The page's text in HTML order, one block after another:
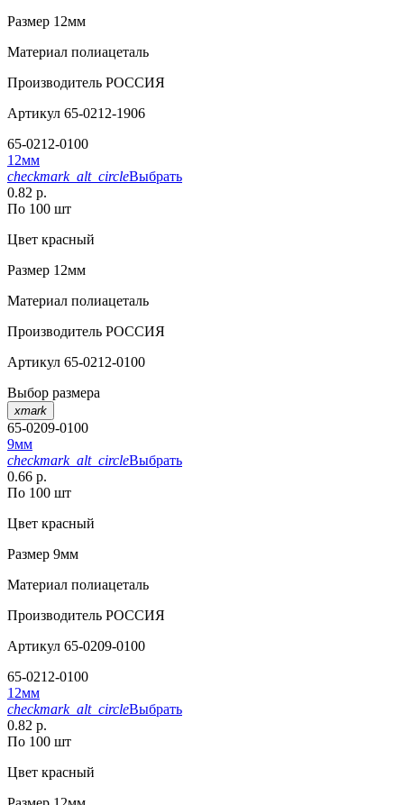
Размер 12мм
Материал полиацеталь
Производитель РОССИЯ
Артикул 65-0212-1906
65-0212-0100
12мм
checkmark_alt_circleВыбрать
0.82 р.
По 100 шт
Цвет красный
Размер 12мм
Материал полиацеталь
Производитель РОССИЯ
Артикул 65-0212-0100
Выбор размера
xmark
65-0209-0100
9мм
checkmark_alt_circleВыбрать
0.66 р.
По 100 шт
Цвет красный
Размер 9мм
Материал полиацеталь
Производитель РОССИЯ
Артикул 65-0209-0100
65-0212-0100
12мм
checkmark_alt_circleВыбрать
0.82 р.
По 100 шт
Цвет красный